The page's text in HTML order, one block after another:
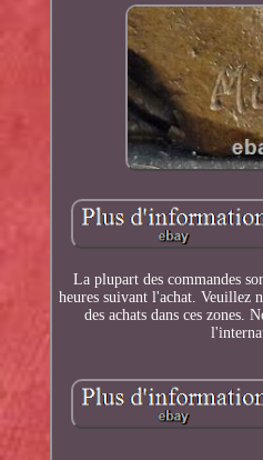
La plupart des commandes
heures suivant l'achat. Veuillez
des achats dans ces zones.